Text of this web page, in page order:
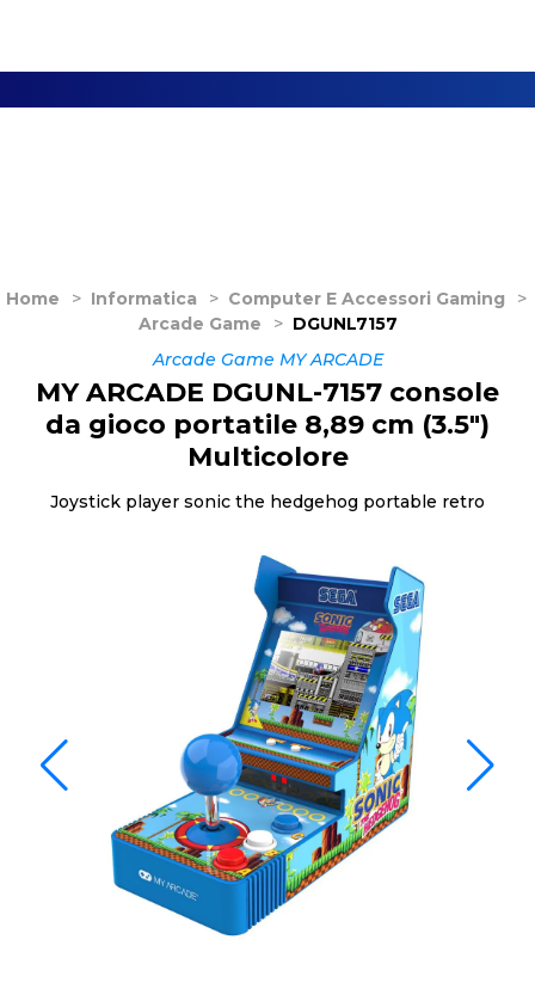
Home > Informatica > Computer E Accessori Gaming
>
Arcade Game
> DGUNL7157
Arcade Game MY ARCADE
MY ARCADE DGUNL-7157 console
da gioco portatile 8,89 cm (3.5")
Multicolore
Joystick player sonic the hedgehog portable retro